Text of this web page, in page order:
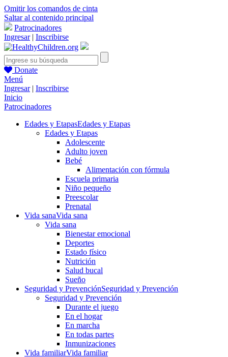
Omitir los comandos de cinta
Saltar al contenido principal
Patrocinadores
Ingresar| Inscribirse
Donate
Menú
Ingresar| Inscribirse
Inicio
Patrocinadores
Edades y EtapasEdades y Etapas
Edades y Etapas
Adolescente
Adulto joven
Bebé
Alimentación con fórmula
Escuela primaria
Niño pequeño
Preescolar
Prenatal
Vida sanaVida sana
Vida sana
Bienestar emocional
Deportes
Estado físico
Nutrición
Salud bucal
Sueño
Seguridad y PrevenciónSeguridad y Prevención
Seguridad y Prevención
Durante el juego
En el hogar
En marcha
En todas partes
Inmunizaciones
Vida familiarVida familiar